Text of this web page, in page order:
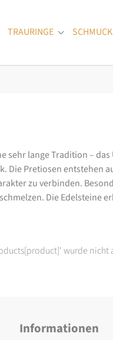
for
TRAURINGE Submenu
SCHMUCK
sehr lange Tradition –
Die Pretiosen
zu verbinden.
Die Edelsteine
wurde
Informationen